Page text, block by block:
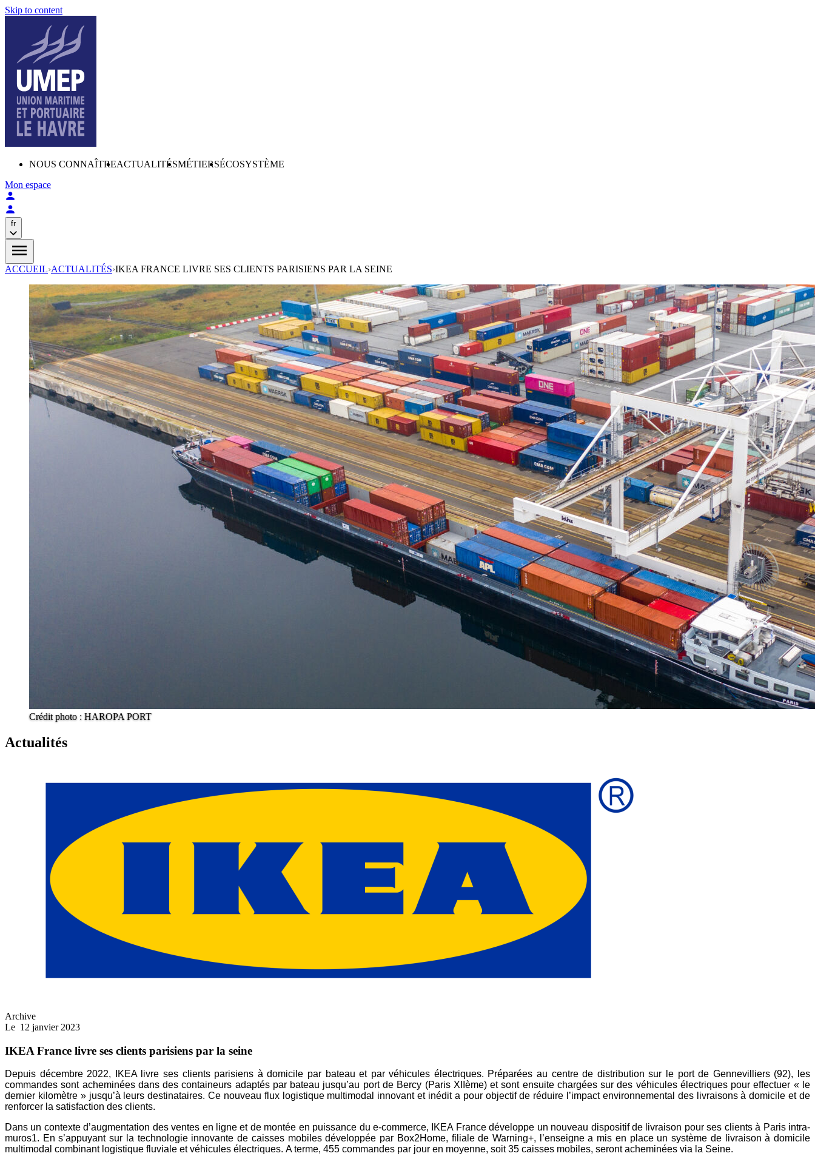
Skip to content
NOUS CONNAÎTREACTUALITÉSMÉTIERSÉCOSYSTÈME
Mon espace
fr
ACCUEIL›ACTUALITÉS›IKEA FRANCE LIVRE SES CLIENTS PARISIENS PAR LA SEINE
Crédit photo : HAROPA PORT
Actualités
Archive
Le 12 janvier 2023
IKEA France livre ses clients parisiens par la seine
Depuis décembre 2022, IKEA livre ses clients parisiens à domicile par bateau et par véhicules électriques. Préparéesau centre de distribution sur le port de Gennevilliers (92), les
commandes sont acheminées dans descontaineurs adaptés par bateau jusqu’au port de Bercy (Paris XIIème) et sont ensuite chargées sur des véhicules électriques pour effectuer « le
dernier kilomètre » jusqu’à leurs destinataires. Ce nouveau flux logistique multimodal innovant et inédit a pour objectif de réduire l’impact environnemental des livraisons à domicile etde
renforcer la satisfaction des clients.
Dans un contexte d’augmentation des ventes en ligneet de montée en puissance du e-commerce, IKEA Francedéveloppe un nouveau dispositif de livraison pourses clients à Paris intra-
muros1. En s’appuyant sur la technologie innovante de caisses mobiles développée par Box2Home, filiale de Warning+, l’enseigne a mis en place un système de livraison à domicile
multimodal combinant logistique fluviale et véhicules électriques. A terme, 455 commandes par jour en moyenne, soit 35 caisses mobiles, seront acheminées via la Seine.